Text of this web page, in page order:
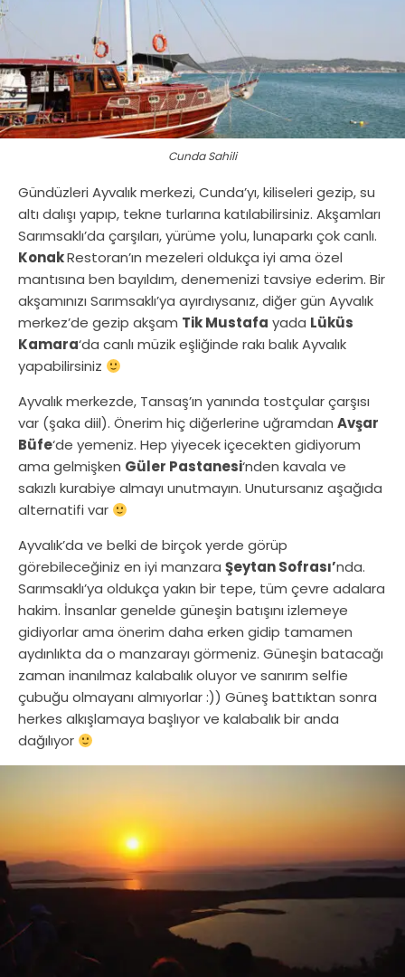
Cunda Sahili
Gündüzleri Ayvalık merkezi, Cunda’yı, kiliseleri gezip, su
altı dalışı yapıp, tekne turlarına katılabilirsiniz. Akşamları
Sarımsaklı’da çarşıları, yürüme yolu, lunaparkı çok canlı.
KonakRestoran’ın mezeleri oldukça iyi ama özel
mantısına ben bayıldım, denemenizi tavsiye ederim. Bir
akşamınızı Sarımsaklı’ya ayırdıysanız, diğer gün Ayvalık
merkez’de gezip akşam Tik Mustafa yada Lüküs
Kamara‘da canlı müzik eşliğinde rakı balık Ayvalık
yapabilirsiniz
Ayvalık merkezde, Tansaş’ın yanında tostçular çarşısı
var (şaka diil). Önerim hiç diğerlerine uğramdan Avşar
Büfe‘de yemeniz. Hep yiyecek içecekten gidiyorum
ama gelmişken Güler Pastanesi‘nden kavala ve
sakızlı kurabiye almayı unutmayın. Unutursanız aşağıda
alternatifi var
Ayvalık’da ve belki de birçok yerde görüp
görebileceğiniz en iyi manzara Şeytan Sofrası’nda.
Sarımsaklı’ya oldukça yakın bir tepe, tüm çevre adalara
hakim. İnsanlar genelde güneşin batışını izlemeye
gidiyorlar ama önerim daha erken gidip tamamen
aydınlıkta da o manzarayı görmeniz. Güneşin batacağı
zaman inanılmaz kalabalık oluyor ve sanırım selfie
çubuğu olmayanı almıyorlar :)) Güneş battıktan sonra
herkes alkışlamaya başlıyor ve kalabalık bir anda
dağılıyor